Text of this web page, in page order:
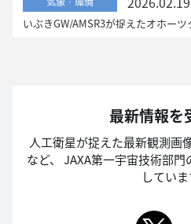
最新情報を
人工衛星が捉えた最新観測画
など、
JAXA第一宇宙技術部
していま